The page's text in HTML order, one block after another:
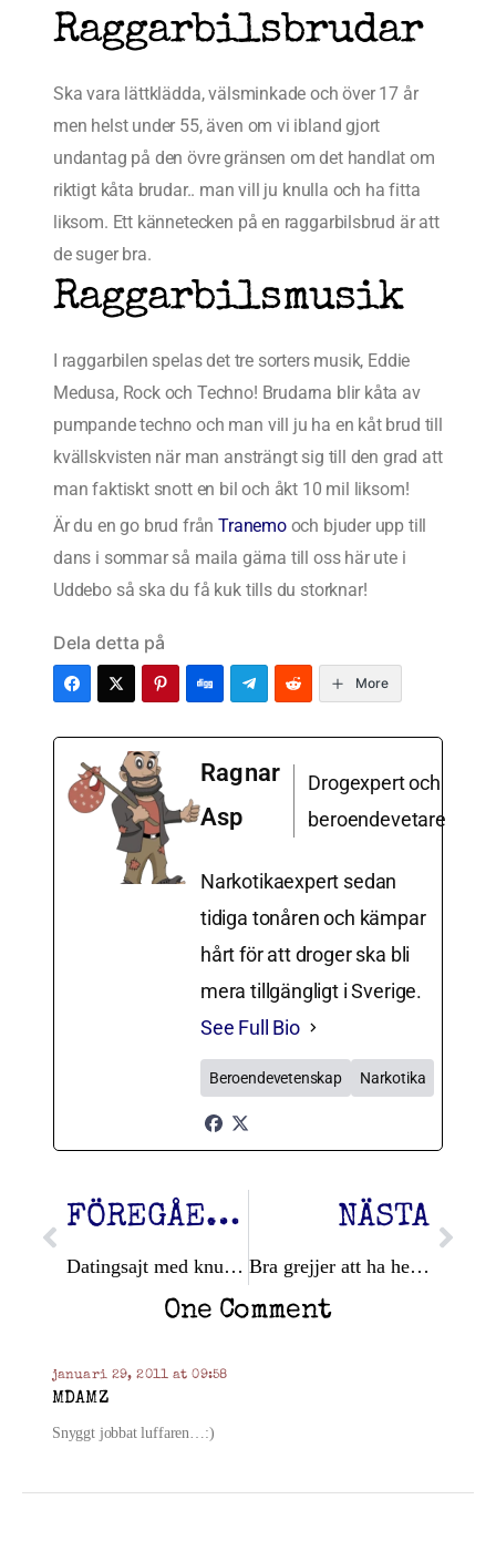
Raggarbilsbrudar
Ska vara lättklädda, välsminkade och över 17 år
men helst under 55, även om vi ibland gjort
undantag på den övre gränsen om det handlat om
riktigt kåta brudar.. man vill ju knulla och ha fitta
liksom. Ett kännetecken på en raggarbilsbrud är att
de suger bra.
Raggarbilsmusik
I raggarbilen spelas det tre sorters musik, Eddie
Medusa, Rock och Techno! Brudarna blir kåta av
pumpande techno och man vill ju ha en kåt brud till
kvällskvisten när man ansträngt sig till den grad att
man faktiskt snott en bil och åkt 10 mil liksom!
Är du en go brud frånTranemooch bjuder upp till
dans i sommar så maila gärna till oss här ute i
Uddebo så ska du få kuk tills du storknar!
Dela detta på
More
Ragnar
Asp
Drogexpert och
beroendevetare
Narkotikaexpert sedan
tidiga tonåren och kämpar
hårt för att droger ska bli
mera tillgängligt i Sverige.
See Full Bio
Beroendevetenskap Narkotika
FÖREGÅENDE
Datingsajt med knullgaranti!
NÄSTA
Bra grejjer att ha hemma!
One Comment
januari 29, 2011 at 09:58
MDAMZ
Snyggt jobbat luffaren…:)